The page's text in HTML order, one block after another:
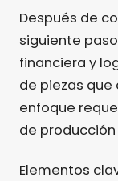
Después de
siguiente
financiera y
de piezas
enfoque
de
Elementos